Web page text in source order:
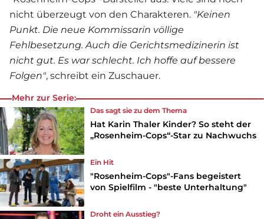
nicht überzeugt von den Charakteren. "Keinen
Punkt. Die neue Kommissarin völlige
Fehlbesetzung. Auch die Gerichtsmedizinerin ist
nicht gut. Es war schlecht. Ich hoffe auf bessere
Folgen", schreibt ein Zuschauer.
Mehr zur Serie:
Das sagt sie zu dem Thema
Hat Karin Thaler Kinder? So steht der
„Rosenheim-Cops“-Star zu Nachwuchs
Ein Hit
"Rosenheim-Cops"-Fans begeistert
von Spielfilm - "beste Unterhaltung"
Droht ein Ausstieg?